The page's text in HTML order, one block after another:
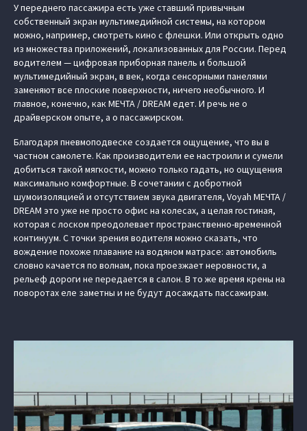
У переднего пассажира есть уже ставший привычным
собственный экран мультимедийной системы, на котором
можно, например, смотреть кино с флешки. Или открыть одно
из множества приложений, локализованных для России. Перед
водителем — цифровая приборная панель и большой
мультимедийный экран, в век, когда сенсорными панелями
заменяют все плоские поверхности, ничего необычного. И
главное, конечно, как МЕЧТА / DREAM едет. И речь не о
драйверском опыте, а о пассажирском.
Благодаря пневмоподвеске создается ощущение, что вы в
частном самолете. Как производители ее настроили и сумели
добиться такой мягкости, можно только гадать, но ощущения
максимально комфортные. В сочетании с добротной
шумоизоляцией и отсутствием звука двигателя, Voyah МЕЧТА /
DREAM это уже не просто офис на колесах, а целая гостиная,
которая с лоском преодолевает пространственно-временной
континуум. С точки зрения водителя можно сказать, что
вождение похоже плавание на водяном матрасе: автомобиль
словно качается по волнам, пока проезжает неровности, а
рельеф дороги не передается в салон. В то же время крены на
поворотах еле заметны и не будут досаждать пассажирам.